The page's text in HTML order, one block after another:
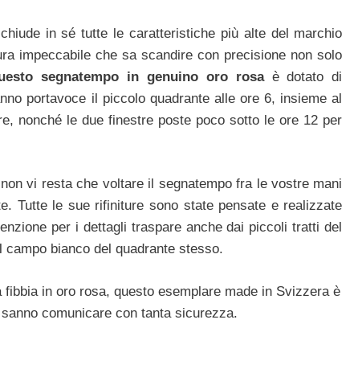
in sé tutte le caratteristiche più alte del marchio
impeccabile che sa scandire con precisione non solo
segnatempo in genuino oro rosa è dotato di
portavoce il piccolo quadrante alle ore 6, insieme al
nonché le due finestre poste poco sotto le ore 12 per
vi resta che voltare il segnatempo fra le vostre mani
Tutte le sue rifiniture sono state pensate e realizzate
per i dettagli traspare anche dai piccoli tratti del
bianco del quadrante stesso.
in oro rosa, questo esemplare made in Svizzera è
comunicare con tanta sicurezza.